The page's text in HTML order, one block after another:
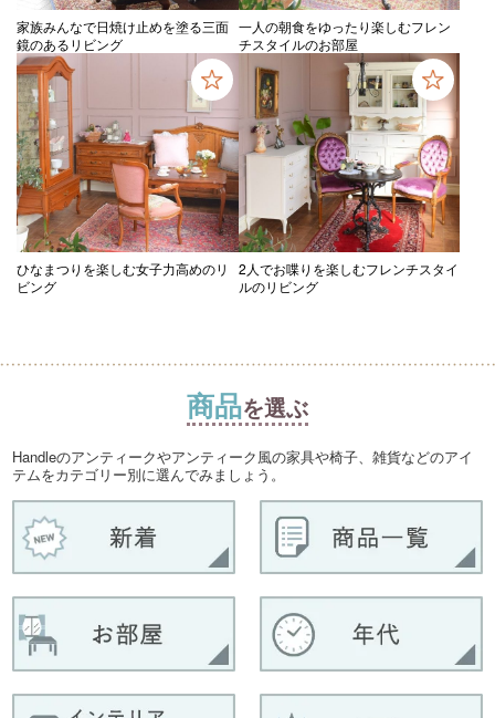
家族みんなで日焼け止めを塗る三面
鏡のあるリビング
一人の朝食をゆったり楽しむフレン
チスタイルのお部屋
ひなまつりを楽しむ女子力高めのリ
ビング
2人でお喋りを楽しむフレンチスタイ
ルのリビング
商品を選ぶ
Handleのアンティークやアンティーク風の家具や椅子、雑貨などのアイ
テムをカテゴリー別に選んでみましょう。